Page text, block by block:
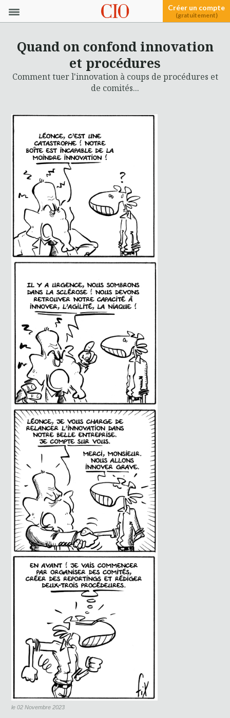
Créer un compte
(gratuitement)
Quand on confond innovation
et procédures
Comment tuer l'innovation à coups de procédures et
de comités...
le 02 Novembre 2023